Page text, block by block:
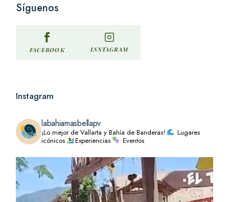
Síguenos
FACEBOOK INSTAGRAM
Instagram
labahiamasbellapv
¡Lo mejor de Vallarta y Bahía de Banderas!
Lugares
icónicos
Experiencias Eventos